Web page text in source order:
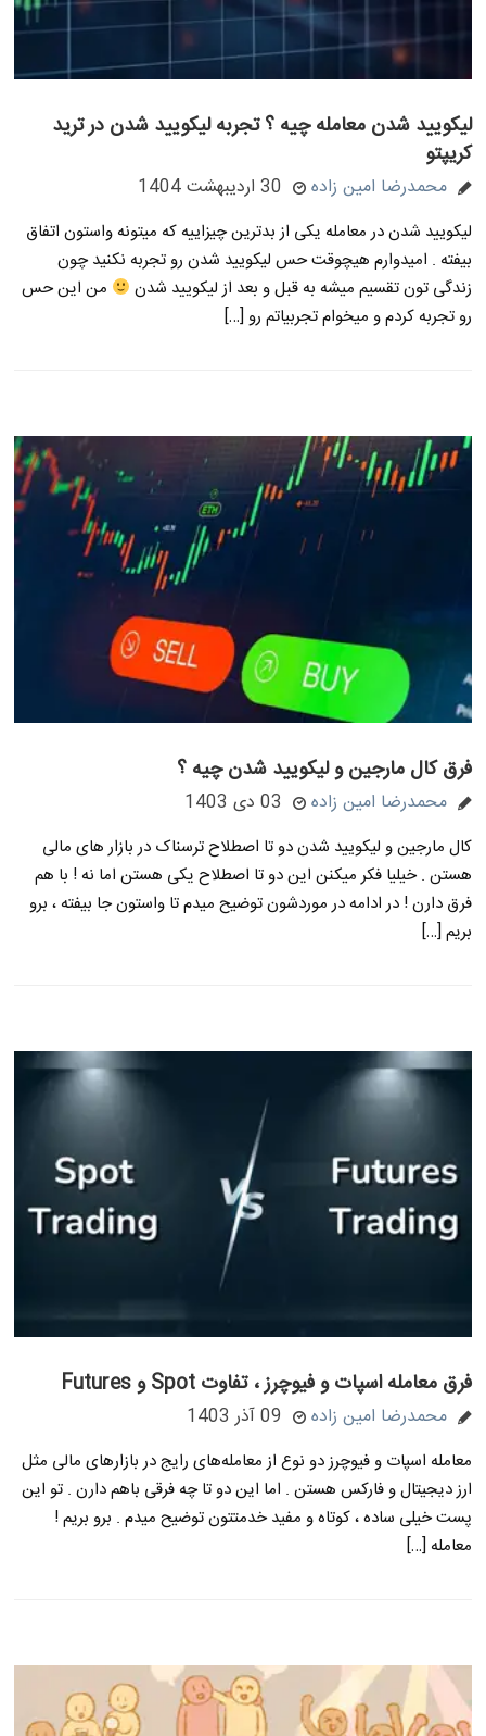
لیکویید شدن معامله چیه ؟ تجربه لیکویید شدن در ترید
کریپتو
محمدرضا امین زاده 30 اردیبهشت 1404
لیکویید شدن در معامله یکی از بدترین چیزاییه که میتونه واستون اتفاق
بیفته . امیدوارم هیچوقت حس لیکویید شدن رو تجربه نکنید چون
زندگی تون تقسیم میشه به قبل و بعد از لیکویید شدن
من این حس
رو تجربه کردم و میخوام تجربیاتم رو […]
فرق کال مارجین و لیکویید شدن چیه ؟
محمدرضا امین زاده 03 دی 1403
کال مارجین و لیکویید شدن دو تا اصطلاح ترسناک در بازار های مالی
هستن . خیلیا فکر میکنن این دو تا اصطلاح یکی هستن اما نه ! با هم
فرق دارن ! در ادامه در موردشون توضیح میدم تا واستون جا بیفته ، برو
بریم […]
فرق معامله اسپات و فیوچرز ، تفاوت Spot و Futures
محمدرضا امین زاده 09 آذر 1403
معامله اسپات و فیوچرز دو نوع از معامله‌های رایج در بازارهای مالی مثل
ارز دیجیتال و فارکس هستن . اما این دو تا چه فرقی باهم دارن . تو این
پست خیلی ساده ، کوتاه و مفید خدمتتون توضیح میدم . برو بریم !
معامله […]